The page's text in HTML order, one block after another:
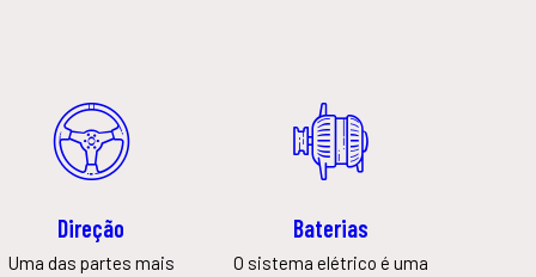
Direção
Uma das partes mais
Baterias
O sistema elétrico é uma